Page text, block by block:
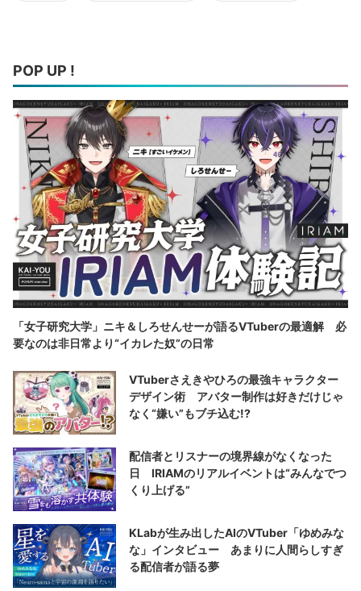
POP UP !
「女子研究大学」ニキ＆しろせんせーが語るVTuberの最適解 必
要なのは非日常より“イカレた奴”の日常
VTuberさえきやひろの最強キャラクター
デザイン術 アバター制作は好きだけじゃ
なく“嫌い”もブチ込む!?
配信者とリスナーの境界線がなくなった
日 IRIAMのリアルイベントは“みんなでつ
くり上げる”
KLabが生み出したAIのVTuber「ゆめみな
な」インタビュー あまりに人間らしすぎ
る配信者が語る夢